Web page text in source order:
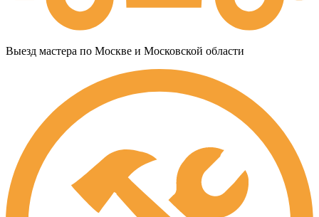
Выезд мастера по Москве и Московской области